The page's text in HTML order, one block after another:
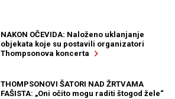
NAKON OČEVIDA: Naloženo uklanjanje
objekata koje su postavili organizatori
Thompsonova koncerta
THOMPSONOVI ŠATORI NAD ŽRTVAMA
FAŠISTA: „Oni očito mogu raditi štogod žele“